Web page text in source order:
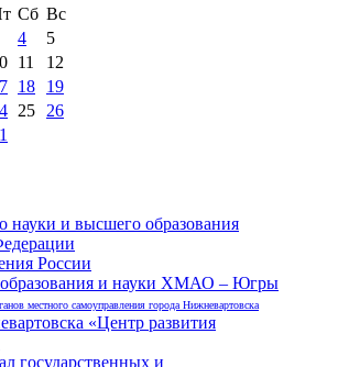
Сб Вс
4
5
11
12
18
19
25
26
науки и высшего образования
России
образования и науки ХМАО – Югры
местного самоуправления города Нижневартовска
«Центр развития
государственных и